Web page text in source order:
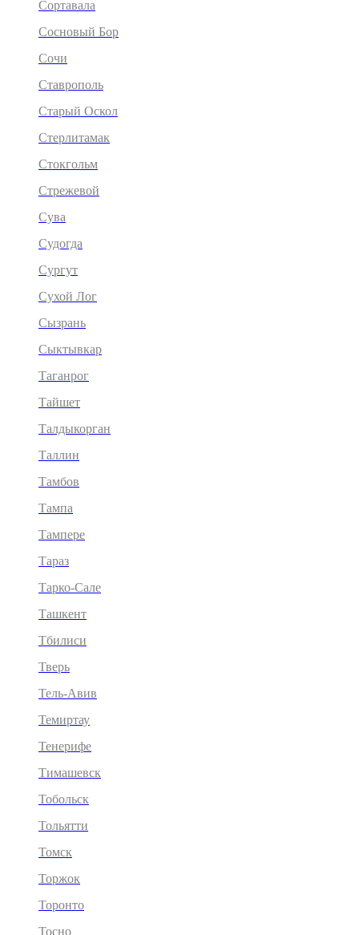
Сортавала
Сосновый Бор
Сочи
Ставрополь
Старый Оскол
Стерлитамак
Стокгольм
Стрежевой
Сува
Судогда
Сургут
Сухой Лог
Сызрань
Сыктывкар
Таганрог
Тайшет
Талдыкорган
Таллин
Тамбов
Тампа
Тампере
Тараз
Тарко-Сале
Ташкент
Тбилиси
Тверь
Тель-Авив
Темиртау
Тенерифе
Тимашевск
Тобольск
Тольятти
Томск
Торжок
Торонто
Тосно